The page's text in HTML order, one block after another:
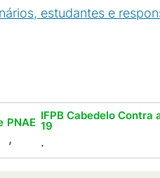
estudantes e
PNAE
,
IFPB Cabedelo Contra
19
.